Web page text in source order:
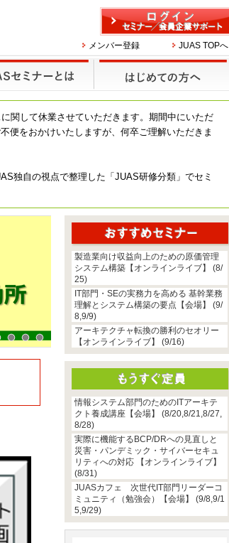
メンバー登録 JUAS TOPへ
関して休業させていただきます。期間中にいただ
便をおかけいたしますが、何卒ご理解いただきま
独自の視点で整理した「JUAS研修分類」でセミ
製造業向け収益向上のための原価管理
システム構築【オンラインライブ】 (8/
25)
IT部門・SEの実務力を高める 基幹業務
理解とシステム構築の要点【会場】 (9/
8,9/9)
アーキテクチャ転換の勝利のセオリー
【オンラインライブ】 (9/16)
情報システム部門のためのITアーキテ
クト養成講座【会場】 (8/20,8/21,8/27,
8/28)
実際に機能するBCP/DRへの見直しと
災害・パンデミック・サイバーセキュ
リティへの対応 【オンラインライブ】
(8/31)
JUASカフェ 次世代IT部門リーダーコ
ミュニティ（勉強会）【会場】 (9/8,9/1
5,9/29)